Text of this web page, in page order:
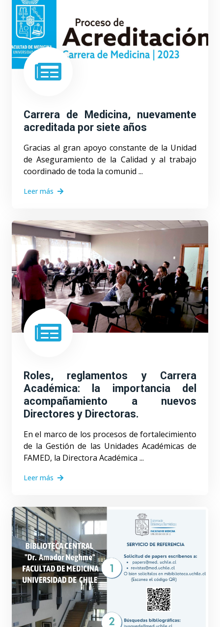
Carrera de Medicina, nuevamente
acreditada por siete años
Gracias al gran apoyo constante de la Unidad
de Aseguramiento de la Calidad y al trabajo
coordinado de toda la comunid ...
Leer más
Roles, reglamentos y Carrera
Académica: la importancia del
acompañamiento a nuevos
Directores y Directoras.
En el marco de los procesos de fortalecimiento
de la Gestión de las Unidades Académicas de
FAMED, la Directora Académica ...
Leer más